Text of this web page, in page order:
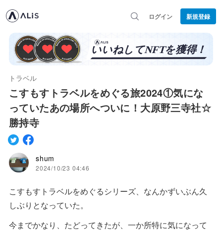
ログイン 新規登録
トラベル
こすもすトラベルをめぐる旅2024①気にな
っていたあの場所へついに！大原野三寺社☆
勝持寺
shum
2024/10/23 04:46
こすもすトラベルをめぐるシリーズ、なんかずいぶん久
しぶりとなっていた。
今までかなり、たどってきたが、一か所特に気になって